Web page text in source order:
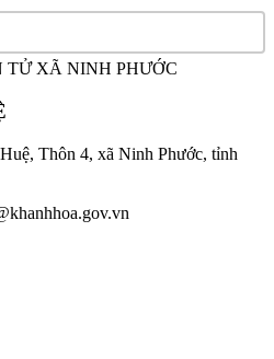
XÃ NINH PHƯỚC
Thôn 4, xã Ninh Phước, tỉnh